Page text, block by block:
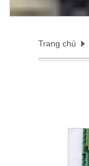
Trang chủ